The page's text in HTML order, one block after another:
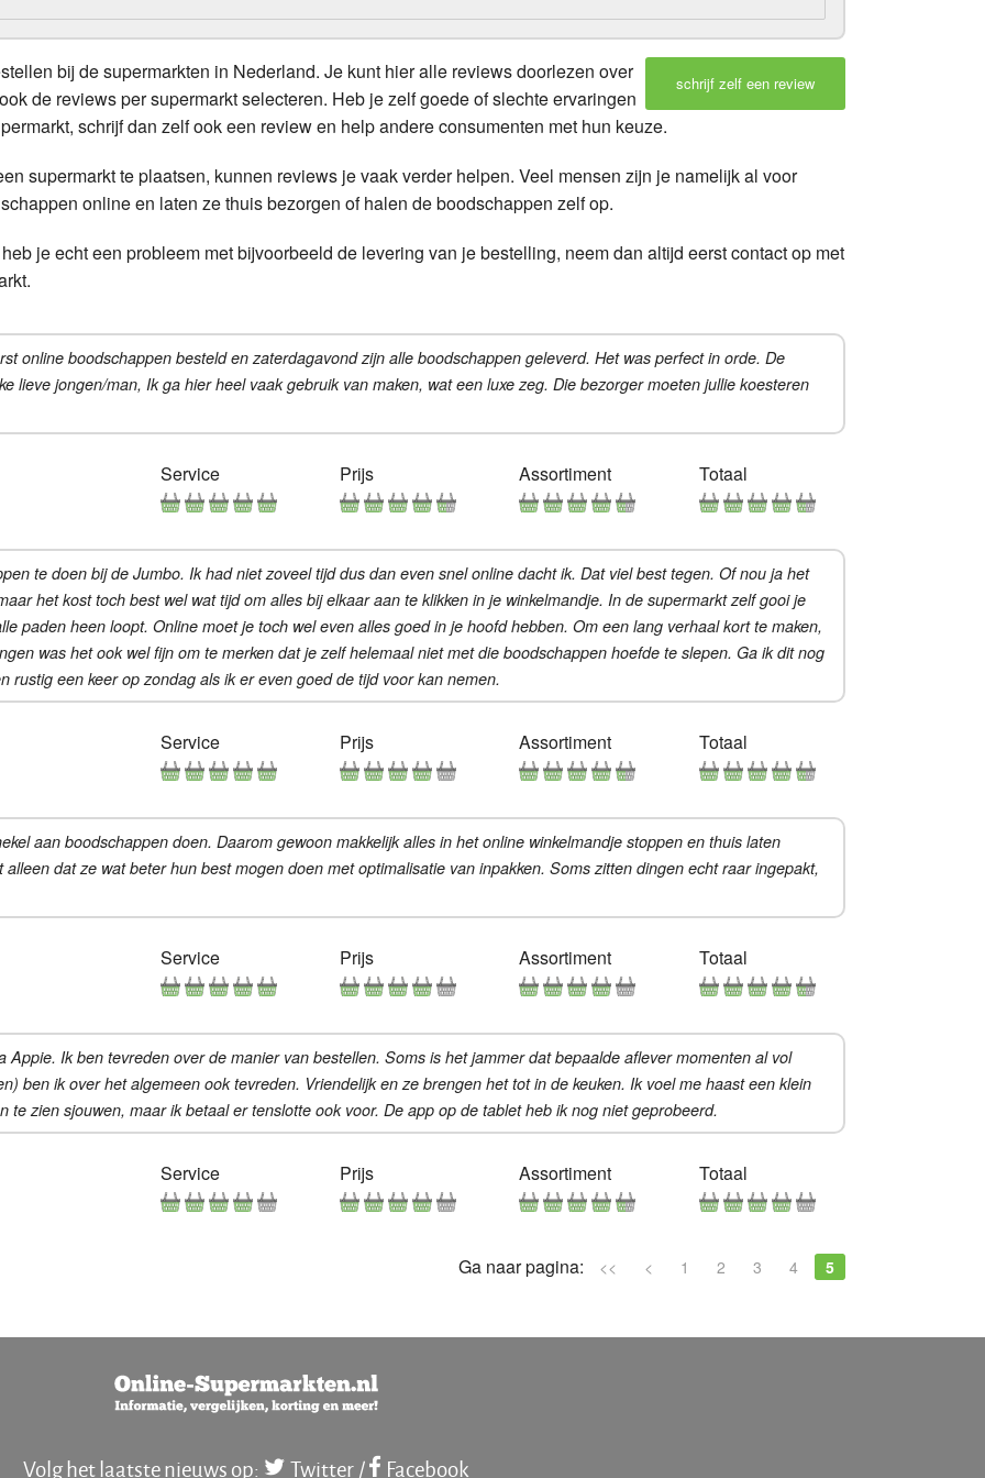
Is boodschappen thuis laten bezorgen duur?
Gratis bezorging van boodschappen
Verse producten bestellen
schrijf zelf een review
bij de supermarkten in Nederland. Je kunt hier alle reviews doorlezen over
de reviews per supermarkt selecteren. Heb je zelf goede of slechte ervaringen
schrijf dan zelf ook een review en help andere consumenten met hun keuze.
supermarkt te plaatsen, kunnen reviews je vaak verder helpen. Veel mensen zijn je namelijk al voor
online en laten ze thuis bezorgen of halen de boodschappen zelf op.
je echt een probleem met bijvoorbeeld de levering van je bestelling, neem dan altijd eerst contact op met
online boodschappen besteld en zaterdagavond zijn alle boodschappen geleverd. Het was perfect in orde. De
lieve jongen/man, Ik ga hier heel vaak gebruik van maken, wat een luxe zeg. Die bezorger moeten jullie koesteren
Service Prijs Assortiment Totaal
te doen bij de Jumbo. Ik had niet zoveel tijd dus dan even snel online dacht ik. Dat viel best tegen. Of nou ja het
het kost toch best wel wat tijd om alles bij elkaar aan te klikken in je winkelmandje. In de supermarkt zelf gooi je
paden heen loopt. Online moet je toch wel even alles goed in je hoofd hebben. Om een lang verhaal kort te maken,
was het ook wel fijn om te merken dat je zelf helemaal niet met die boodschappen hoefde te slepen. Ga ik dit nog
rustig een keer op zondag als ik er even goed de tijd voor kan nemen.
Service Prijs Assortiment Totaal
aan boodschappen doen. Daarom gewoon makkelijk alles in het online winkelmandje stoppen en thuis laten
dat ze wat beter hun best mogen doen met optimalisatie van inpakken. Soms zitten dingen echt raar ingepakt,
Service Prijs Assortiment Totaal
Ik ben tevreden over de manier van bestellen. Soms is het jammer dat bepaalde aflever momenten al vol
ben ik over het algemeen ook tevreden. Vriendelijk en ze brengen het tot in de keuken. Ik voel me haast een klein
te zien sjouwen, maar ik betaal er tenslotte ook voor. De app op de tablet heb ik nog niet geprobeerd.
Service Prijs Assortiment Totaal
<< < 1 2 3 4 5
Ga naar pagina:
Volg het laatste nieuws op: Twitter / Facebook